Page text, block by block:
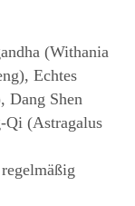
(Withania
Echtes
Dang Shen
Qi (Astragalus